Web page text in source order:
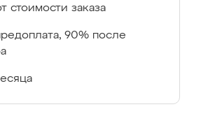
стоимости заказа
90% после